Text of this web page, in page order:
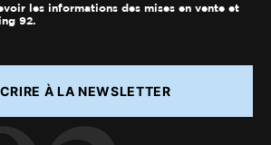
les informations des mises en vente et
92.
À LA NEWSLETTER